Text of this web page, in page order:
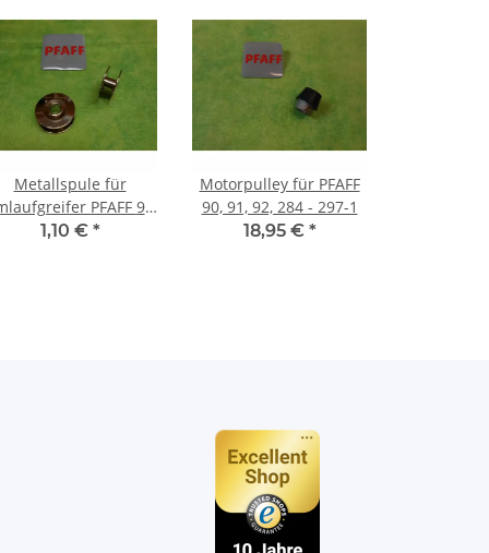
Metallspule für
PFAFF 90,
130, 260, 12er Baureihe
1,10 € *
Motorpulley für PFAFF
90, 91, 92, 284 - 297-1
18,95 € *